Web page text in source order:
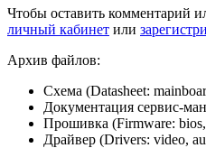
Чтобы оставить комментарий
личный кабинет или
Архив файлов:
Схема (Datasheet:
Документация сервис-
Прошивка (Firmware:
Драйвер (Drivers: video,